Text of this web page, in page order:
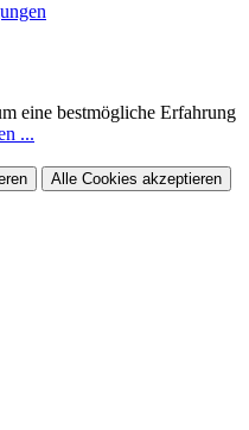
eine bestmögliche Erfahrung
...
Alle Cookies akzeptieren